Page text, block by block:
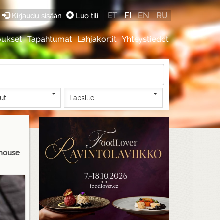
Tapahtumat Lahjakortit Yhteystiedot
Kirjaudu sisään Luo tili ET FI EN RU
Lapsille